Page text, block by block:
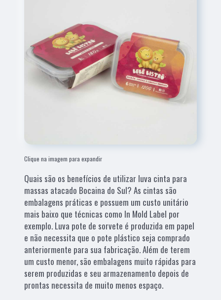
Clique na imagem para expandir
Quais são os benefícios de utilizar luva cinta para
massas atacado Bocaina do Sul? As cintas são
embalagens práticas e possuem um custo unitário
mais baixo que técnicas como In Mold Label por
exemplo. Luva pote de sorvete é produzida em papel
e não necessita que o pote plástico seja comprado
anteriormente para sua fabricação. Além de terem
um custo menor, são embalagens muito rápidas para
serem produzidas e seu armazenamento depois de
prontas necessita de muito menos espaço.